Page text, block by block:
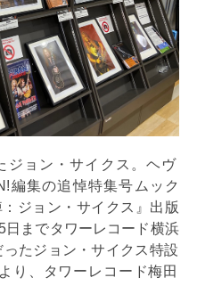
ジョン・サイクス。ヘヴ
編集の追悼特集号ムック
ジョン・サイクス』出版
までタワーレコード横浜
たジョン・サイクス特設
り、タワーレコード梅田